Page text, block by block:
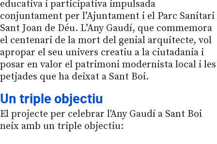
educativa i participativa impulsada
conjuntament per l’Ajuntament i el Parc Sanitari
Sant Joan de Déu. L’Any Gaudí, que commemora
el centenari de la mort del genial arquitecte, vol
apropar el seu univers creatiu a la ciutadania i
posar en valor el patrimoni modernista local i les
petjades que ha deixat a Sant Boi.
Un triple objectiu
El projecte per celebrar l'Any Gaudí a Sant Boi
neix amb un triple objectiu: